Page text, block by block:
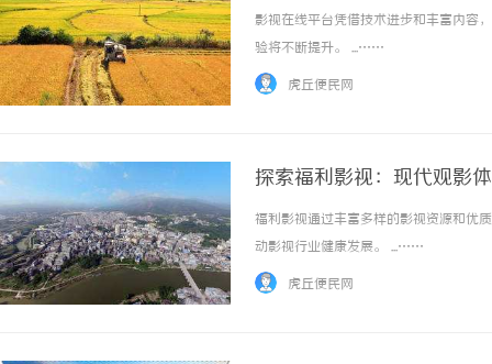
影视在线平台凭借技术进步和丰富内容
验将不断提升。 ...……
虎丘便民网
探索福利影视：现代观影
福利影视通过丰富多样的影视资源和优
动影视行业健康发展。 ...……
虎丘便民网